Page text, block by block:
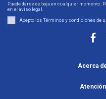
Puede darse de baja en cualquier momento.
en el aviso legal.
Acepto los Términos y condiciones de
Acerca